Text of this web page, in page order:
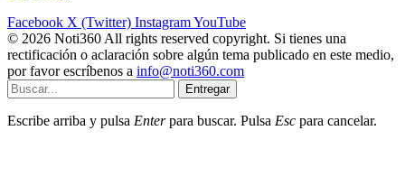
Facebook X (Twitter) InstagramYouTube
© 2026 Noti360 All rights reserved copyright. Si tienes una
rectificación o aclaración sobre algún tema publicado en este medio,
por favor escríbenos a info@noti360.com
Entregar
Escribe arriba y pulsa Enterpara buscar. Pulsa Esc para cancelar.